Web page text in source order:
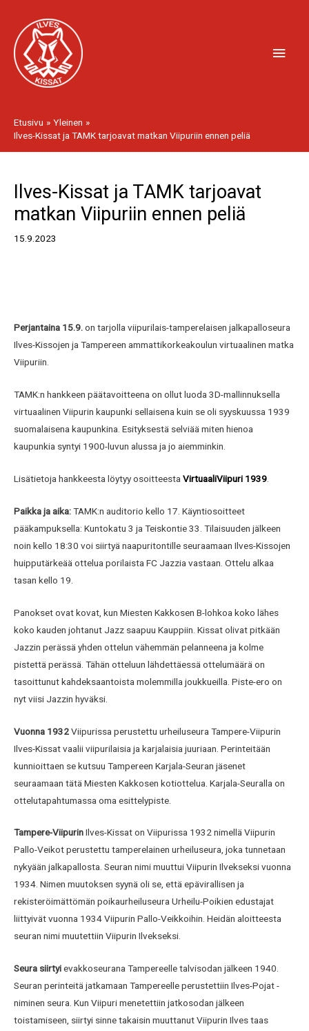
sisältöön
Etusivu
Yleinen
Ilves-Kissat ja TAMK tarjoavat matkan Viipuriin ennen peliä
Ilves-Kissat ja TAMK tarjoavat
matkan Viipuriin ennen peliä
15.9.2023
Perjantaina 15.9.on tarjolla viipurilais-tamperelaisen jalkapalloseura
Ilves-Kissojen ja Tampereen ammattikorkeakoulun virtuaalinen matka
Viipuriin.
TAMK:n hankkeen päätavoitteena on ollut luoda 3D-mallinnuksella
virtuaalinen Viipurin kaupunki sellaisena kuin se oli syyskuussa 1939
suomalaisena kaupunkina. Esityksestä selviää miten hienoa
kaupunkia syntyi 1900-luvun alussa ja jo aiemminkin.
Lisätietoja hankkeesta löytyy osoitteesta VirtuaaliViipuri 1939
Paikka ja aika:TAMK:n auditorio kello 17. Käyntiosoitteet
pääkampuksella: Kuntokatu 3 ja Teiskontie 33. Tilaisuuden jälkeen
noin kello 18:30 voi siirtyä naapuritontille seuraamaan Ilves-Kissojen
huipputärkeää ottelua porilaista FC Jazzia vastaan. Ottelu alkaa
tasan kello 19.
Panokset ovat kovat, kun Miesten Kakkosen B-lohkoa koko lähes
koko kauden johtanut Jazz saapuu Kauppiin. Kissat olivat pitkään
Jazzin perässä yhden ottelun vähemmän pelanneena ja kolme
pistettä perässä. Tähän otteluun lähdettäessä ottelumäärä on
tasoittunut kahdeksaantoista molemmilla joukkueilla. Piste-ero on
nyt viisi Jazzin hyväksi.
Vuonna 1932Viipurissa perustettu urheiluseura Tampere-Viipurin
Ilves-Kissat vaalii viipurilaisia ja karjalaisia juuriaan. Perinteitään
kunnioittaen se kutsuu Tampereen Karjala-Seuran jäsenet
seuraamaan tätä Miesten Kakkosen kotiottelua. Karjala-Seuralla on
ottelutapahtumassa oma esittelypiste.
Tampere-ViipurinIlves-Kissat on Viipurissa 1932 nimellä Viipurin
Pallo-Veikot perustettu tamperelainen urheiluseura, joka tunnetaan
nykyään jalkapallosta. Seuran nimi muuttui Viipurin Ilvekseksi vuonna
1934. Nimen muutoksen syynä oli se, että epävirallisen ja
rekisteröimättömän poikaurheiluseura Urheilu-Poikien edustajat
liittyivät vuonna 1934 Viipurin Pallo-Veikkoihin. Heidän aloitteesta
seuran nimi muutettiin Viipurin Ilvekseksi.
Seura siirtyievakkoseurana Tampereelle talvisodan jälkeen 1940.
Seuran perinteitä jatkamaan Tampereelle perustettiin Ilves-Pojat -
niminen seura. Kun Viipuri menetettiin jatkosodan jälkeen
toistamiseen, siirtyi sinne takaisin muuttanut Viipurin Ilves taas
selaus